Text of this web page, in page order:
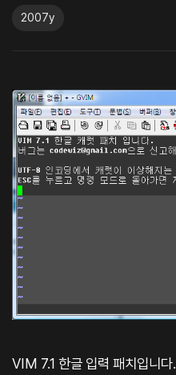
2007y
VIM 7.1 한글 입력 패치입니다.